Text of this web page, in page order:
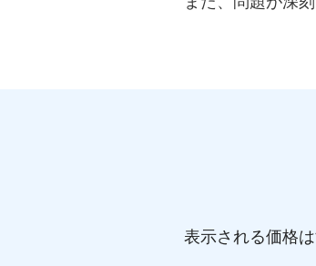
表示される価格